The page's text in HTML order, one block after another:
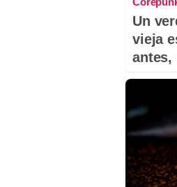
Un
vieja
antes,